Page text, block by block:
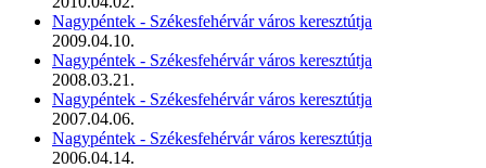
Nagypéntek - Székesfehérvár város keresztútja
2009.04.10.
Nagypéntek - Székesfehérvár város keresztútja
2008.03.21.
Nagypéntek - Székesfehérvár város keresztútja
2007.04.06.
Nagypéntek - Székesfehérvár város keresztútja
2006.04.14.